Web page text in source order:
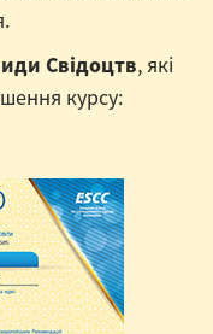
Свідоцтв, які
курсу: